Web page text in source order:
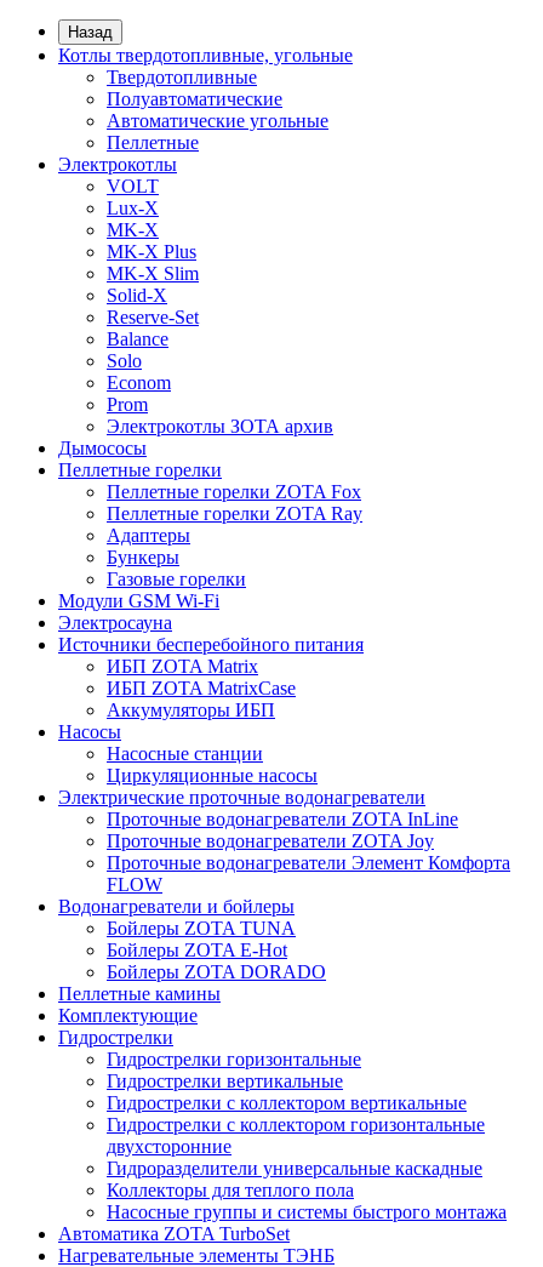
Назад
Котлы твердотопливные, угольные
Твердотопливные
Полуавтоматические
Автоматические угольные
Пеллетные
Электрокотлы
VOLT
Lux-X
MK-X
MK-X Plus
MK-X Slim
Solid-X
Reserve-Set
Balance
Solo
Econom
Prom
Электрокотлы ЗОТА архив
Дымососы
Пеллетные горелки
Пеллетные горелки ZOTA Fox
Пеллетные горелки ZOTA Ray
Адаптеры
Бункеры
Газовые горелки
Модули GSM Wi-Fi
Электросауна
Источники бесперебойного питания
ИБП ZOTA Matrix
ИБП ZOTA MatrixCase
Аккумуляторы ИБП
Насосы
Насосные станции
Циркуляционные насосы
Электрические проточные водонагреватели
Проточные водонагреватели ZOTA InLine
Проточные водонагреватели ZOTA Joy
Проточные водонагреватели Элемент Комфорта
FLOW
Водонагреватели и бойлеры
Бойлеры ZOTA TUNA
Бойлеры ZOTA E-Hot
Бойлеры ZOTA DORADO
Пеллетные камины
Комплектующие
Гидрострелки
Гидрострелки горизонтальные
Гидрострелки вертикальные
Гидрострелки с коллектором вертикальные
Гидрострелки с коллектором горизонтальные
двухсторонние
Гидроразделители универсальные каскадные
Коллекторы для теплого пола
Насосные группы и системы быстрого монтажа
Автоматика ZOTA TurboSet
Нагревательные элементы ТЭНБ